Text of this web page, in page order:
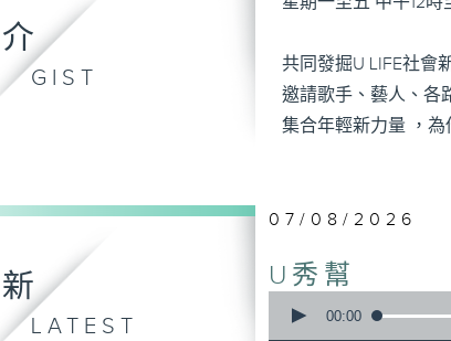
GIST
共同發掘U LIFE社會
邀請歌手、藝人、各
集合年輕新力量 ，為
LATEST
07/08/2026
U秀幫
seconds
00:00